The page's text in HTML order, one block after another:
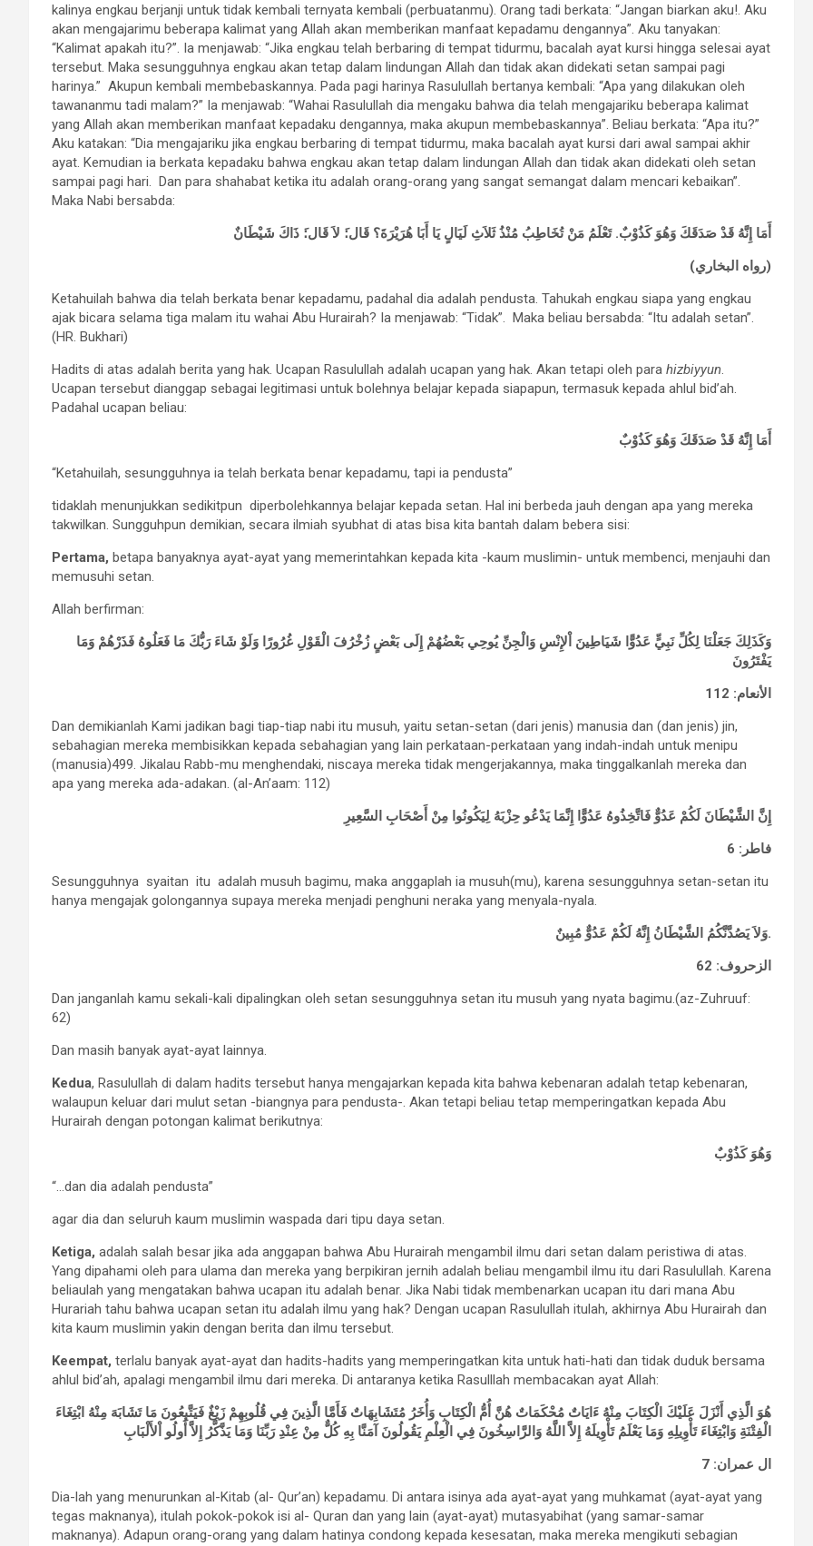
kalinya engkau berjanji untuk tidak kembali ternyata kembali (perbuatanmu). Orang tadi berkata: “Jangan biarkan aku!. Aku
akan mengajarimu beberapa kalimat yang Allah akan memberikan manfaat kepadamu dengannya”. Aku tanyakan:
“Kalimat apakah itu?”. Ia menjawab: “Jika engkau telah berbaring di tempat tidurmu, bacalah ayat kursi hingga selesai ayat
tersebut. Maka sesungguhnya engkau akan tetap dalam lindungan Allah dan tidak akan didekati setan sampai pagi
harinya.” Akupun kembali membebaskannya. Pada pagi harinya Rasulullah bertanya kembali: “Apa yang dilakukan oleh
tawananmu tadi malam?” Ia menjawab: “Wahai Rasulullah dia mengaku bahwa dia telah mengajariku beberapa kalimat
yang Allah akan memberikan manfaat kepadaku dengannya, maka akupun membebaskannya”. Beliau berkata: “Apa itu?”
Aku katakan: “Dia mengajariku jika engkau berbaring di tempat tidurmu, maka bacalah ayat kursi dari awal sampai akhir
ayat. Kemudian ia berkata kepadaku bahwa engkau akan tetap dalam lindungan Allah dan tidak akan didekati oleh setan
sampai pagi hari. Dan para shahabat ketika itu adalah orang-orang yang sangat semangat dalam mencari kebaikan”.
Maka Nabi bersabda:
أَمَا إِنَّهُ قَدْ صَدَقَكَ وَهُوَ كَذُوْبٌ. تَعْلَمُ مَنْ تُخَاطِبُ مُنْذُ ثَلاَثِ لَيَالٍ يَا أَبَا هُرَيْرَةَ؟ قَال:َ لاَ قَال:َ ذَاكَ شَيْطَانٌ
(رواه البخاري)
Ketahuilah bahwa dia telah berkata benar kepadamu, padahal dia adalah pendusta. Tahukah engkau siapa yang engkau
ajak bicara selama tiga malam itu wahai Abu Hurairah? Ia menjawab: “Tidak”. Maka beliau bersabda: “Itu adalah setan”.
(HR. Bukhari)
Hadits di atas adalah berita yang hak. Ucapan Rasulullah adalah ucapan yang hak. Akan tetapi oleh para hizbiyyun.
Ucapan tersebut dianggap sebagai legitimasi untuk bolehnya belajar kepada siapapun, termasuk kepada ahlul bid’ah.
Padahal ucapan beliau:
أَمَا إِنَّهُ قَدْ صَدَقَكَ وَهُوَ كَذُوْبٌ
“Ketahuilah, sesungguhnya ia telah berkata benar kepadamu, tapi ia pendusta”
tidaklah menunjukkan sedikitpun diperbolehkannya belajar kepada setan. Hal ini berbeda jauh dengan apa yang mereka
takwilkan. Sungguhpun demikian, secara ilmiah syubhat di atas bisa kita bantah dalam bebera sisi:
Pertama, betapa banyaknya ayat-ayat yang memerintahkan kepada kita -kaum muslimin- untuk membenci, menjauhi dan
memusuhi setan.
Allah berfirman:
وَكَذَلِكَ جَعَلْنَا لِكُلِّ نَبِيٍّ عَدُوًّا شَيَاطِينَ اْلإِنْسِ وَالْجِنِّ يُوحِي بَعْضُهُمْ إِلَى بَعْضٍ زُخْرُفَ الْقَوْلِ غُرُورًا وَلَوْ شَاءَ رَبُّكَ مَا فَعَلُوهُ فَذَرْهُمْ وَمَا
يَفْتَرُونَ
الأنعام: 112
Dan demikianlah Kami jadikan bagi tiap-tiap nabi itu musuh, yaitu setan-setan (dari jenis) manusia dan (dan jenis) jin,
sebahagian mereka membisikkan kepada sebahagian yang lain perkataan-perkataan yang indah-indah untuk menipu
(manusia)499. Jikalau Rabb-mu menghendaki, niscaya mereka tidak mengerjakannya, maka tinggalkanlah mereka dan
apa yang mereka ada-adakan. (al-An’aam: 112)
إِنَّ الشَّيْطَانَ لَكُمْ عَدُوٌّ فَاتَّخِذُوهُ عَدُوًّا إِنَّمَا يَدْعُو حِزْبَهُ لِيَكُونُوا مِنْ أَصْحَابِ السَّعِيرِ
فاطر: 6
Sesungguhnya syaitan itu adalah musuh bagimu, maka anggaplah ia musuh(mu), karena sesungguhnya setan-setan itu
hanya mengajak golongannya supaya mereka menjadi penghuni neraka yang menyala-nyala.
وَلاَ يَصُدَّنَّكُمُ الشَّيْطَانُ إِنَّهُ لَكُمْ عَدُوٌّ مُبِينٌ.
الزحروف: 62
Dan janganlah kamu sekali-kali dipalingkan oleh setan sesungguhnya setan itu musuh yang nyata bagimu.(az-Zuhruuf:
62)
Dan masih banyak ayat-ayat lainnya.
Kedua, Rasulullah di dalam hadits tersebut hanya mengajarkan kepada kita bahwa kebenaran adalah tetap kebenaran,
walaupun keluar dari mulut setan -biangnya para pendusta-. Akan tetapi beliau tetap memperingatkan kepada Abu
Hurairah dengan potongan kalimat berikutnya:
وَهُوَ كَذُوْبٌ
“…dan dia adalah pendusta”
agar dia dan seluruh kaum muslimin waspada dari tipu daya setan.
Ketiga, adalah salah besar jika ada anggapan bahwa Abu Hurairah mengambil ilmu dari setan dalam peristiwa di atas.
Yang dipahami oleh para ulama dan mereka yang berpikiran jernih adalah beliau mengambil ilmu itu dari Rasulullah. Karena
beliaulah yang mengatakan bahwa ucapan itu adalah benar. Jika Nabi tidak membenarkan ucapan itu dari mana Abu
Hurariah tahu bahwa ucapan setan itu adalah ilmu yang hak? Dengan ucapan Rasulullah itulah, akhirnya Abu Hurairah dan
kita kaum muslimin yakin dengan berita dan ilmu tersebut.
Keempat, terlalu banyak ayat-ayat dan hadits-hadits yang memperingatkan kita untuk hati-hati dan tidak duduk bersama
ahlul bid’ah, apalagi mengambil ilmu dari mereka. Di antaranya ketika Rasulllah membacakan ayat Allah:
هُوَ الَّذِي أَنْزَلَ عَلَيْكَ الْكِتَابَ مِنْهُ ءَايَاتٌ مُحْكَمَاتٌ هُنَّ أُمُّ الْكِتَابِ وَأُخَرُ مُتَشَابِهَاتٌ فَأَمَّا الَّذِينَ فِي قُلُوبِهِمْ زَيْغٌ فَيَتَّبِعُونَ مَا تَشَابَهَ مِنْهُ ابْتِغَاءَ
الْفِتْنَةِ وَابْتِغَاءَ تَأْوِيلِهِ وَمَا يَعْلَمُ تَأْوِيلَهُ إِلاَّ اللَّهُ وَالرَّاسِخُونَ فِي الْعِلْمِ يَقُولُونَ آمَنَّا بِهِ كُلٌّ مِنْ عِنْدِ رَبِّنَا وَمَا يَذَّكَّرُ إِلاَّ أُولُو اْلأَلْبَابِ
ال عمران: 7
Dia-lah yang menurunkan al-Kitab (al- Qur’an) kepadamu. Di antara isinya ada ayat-ayat yang muhkamat (ayat-ayat yang
tegas maknanya), itulah pokok-pokok isi al- Quran dan yang lain (ayat-ayat) mutasyabihat (yang samar-samar
maknanya). Adapun orang-orang yang dalam hatinya condong kepada kesesatan, maka mereka mengikuti sebagian